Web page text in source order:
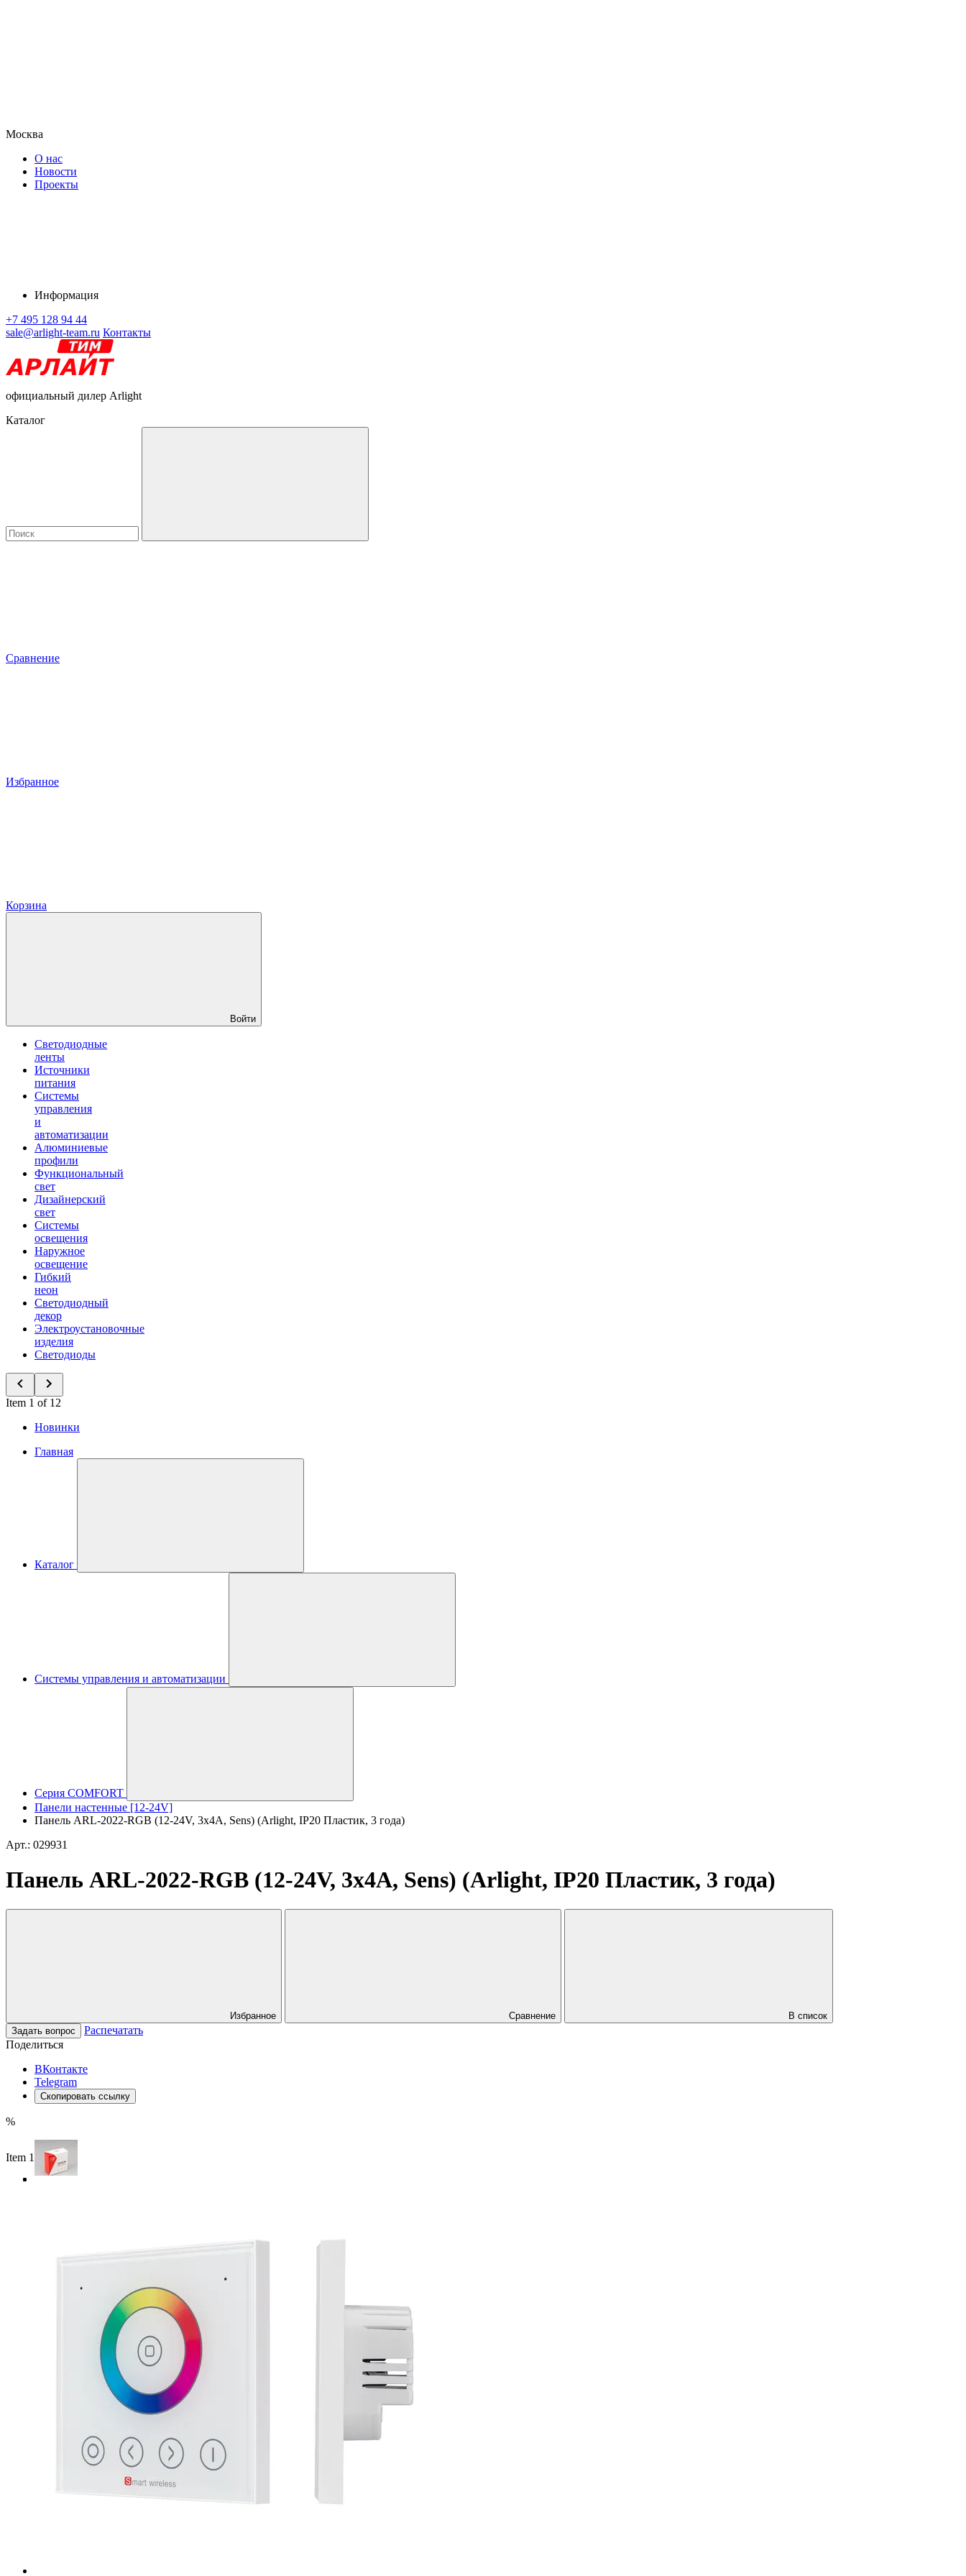
Москва
О нас
Новости
Проекты
Информация
+7 495 128 94 44
sale@arlight-team.ru Контакты
официальный дилер Arlight
Каталог
Сравнение
Избранное
Корзина
Войти
Светодиодные
ленты
Источники
питания
Системы
управления
и
автоматизации
Алюминиевые
профили
Функциональный
свет
Дизайнерский
свет
Системы
освещения
Наружное
освещение
Гибкий
неон
Светодиодный
декор
Электроустановочные
изделия
Светодиоды
Item 1 of 12
Новинки
Главная
Каталог
Системы управления и автоматизации
Серия COMFORT
Панели настенные [12-24V]
Панель ARL-2022-RGB (12-24V, 3x4A, Sens) (Arlight, IP20 Пластик, 3 года)
Арт.: 029931
Панель ARL-2022-RGB (12-24V, 3x4A, Sens) (Arlight, IP20 Пластик, 3 года)
Избранное Сравнение
В список
Задать вопрос
Распечатать
Поделиться
ВКонтакте
Telegram
Скопировать ссылку
%
Item 1 of 4